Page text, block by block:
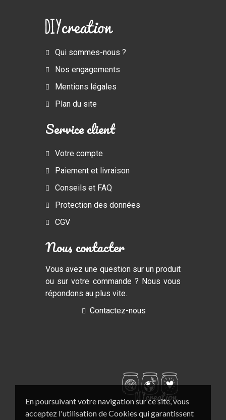
En poursuivant votre navigation sur ce site, vous
acceptez l'utilisation de Cookies qui garantissent
Qui sommes-nous ?
Nos engagements
Mentions légales
Plan du site
Service client
Votre compte
Paiement et livraison
Conseils et FAQ
Protection des données
CGV
Nous contacter
Vous avez une question sur un produit
ou sur votre commande ? Nous vous
répondons au plus vite.
Contactez-nous